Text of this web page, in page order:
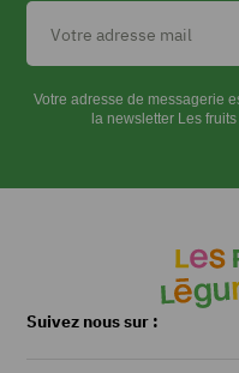
Votre adresse de messagerie
la newsletter Les
Suivez nous sur :